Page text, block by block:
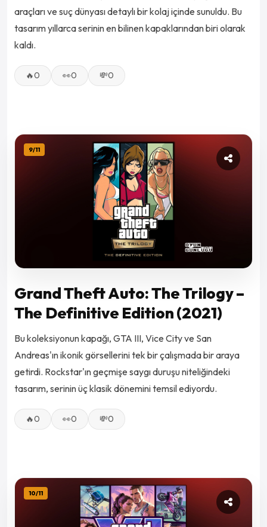
araçları ve suç dünyası detaylı bir kolaj içinde sunuldu. Bu
tasarım yıllarca serinin en bilinen kapaklarından biri olarak
kaldı.
🔥0 👀0 💸0
9/11
Grand Theft Auto: The Trilogy –
The Definitive Edition (2021)
Bu koleksiyonun kapağı, GTA III, Vice City ve San
Andreas'ın ikonik görsellerini tek bir çalışmada bir araya
getirdi. Rockstar'ın geçmişe saygı duruşu niteliğindeki
tasarım, serinin üç klasik dönemini temsil ediyordu.
🔥0 👀0 💸0
10/11